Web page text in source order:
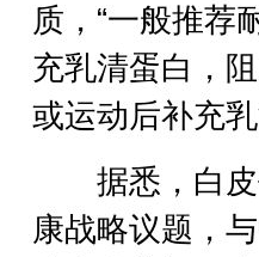
质，“一般推荐
充乳清蛋白，
或运动后补充
据悉，白皮
康战略议题，